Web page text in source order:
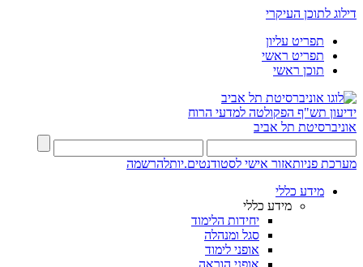
דילוג לתוכן העיקרי
תפריט עליון
תפריט ראשי
תוכן ראשי
ידיעון תש"ף הפקולטה למדעי הרוח
אוניברסיטת תל אביב
מערכת פניותאזור אישי לסטודנטים.יותלהרשמה
מידע כללי
מידע כללי
יחידות הלימוד
סגל ומנהלה
אופני לימוד
אופני הוראה